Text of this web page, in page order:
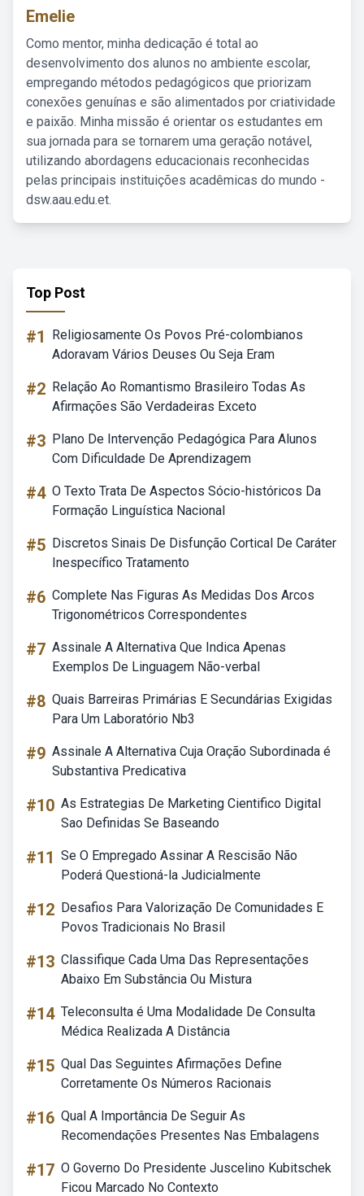
Emelie
Como mentor, minha dedicação é total ao
desenvolvimento dos alunos no ambiente escolar,
empregando métodos pedagógicos que priorizam
conexões genuínas e são alimentados por criatividade
e paixão. Minha missão é orientar os estudantes em
sua jornada para se tornarem uma geração notável,
utilizando abordagens educacionais reconhecidas
pelas principais instituições acadêmicas do mundo -
dsw.aau.edu.et.
Top Post
#1
Religiosamente Os Povos Pré-colombianos
Adoravam Vários Deuses Ou Seja Eram
#2 Relação Ao Romantismo Brasileiro Todas As
Afirmações São Verdadeiras Exceto
#3 Plano De Intervenção Pedagógica Para Alunos
Com Dificuldade De Aprendizagem
#4 O Texto Trata De Aspectos Sócio-históricos Da
Formação Linguística Nacional
#5 Discretos Sinais De Disfunção Cortical De Caráter
Inespecífico Tratamento
#6 Complete Nas Figuras As Medidas Dos Arcos
Trigonométricos Correspondentes
#7 Assinale A Alternativa Que Indica Apenas
Exemplos De Linguagem Não-verbal
#8 Quais Barreiras Primárias E Secundárias Exigidas
Para Um Laboratório Nb3
#9 Assinale A Alternativa Cuja Oração Subordinada é
Substantiva Predicativa
#10 As Estrategias De Marketing Cientifico Digital
Sao Definidas Se Baseando
#11 Se O Empregado Assinar A Rescisão Não
Poderá Questioná-la Judicialmente
#12 Desafios Para Valorização De Comunidades E
Povos Tradicionais No Brasil
#13 Classifique Cada Uma Das Representações
Abaixo Em Substância Ou Mistura
#14 Teleconsulta é Uma Modalidade De Consulta
Médica Realizada A Distância
#15 Qual Das Seguintes Afirmações Define
Corretamente Os Números Racionais
#16 Qual A Importância De Seguir As
Recomendações Presentes Nas Embalagens
#17 O Governo Do Presidente Juscelino Kubitschek
Ficou Marcado No Contexto